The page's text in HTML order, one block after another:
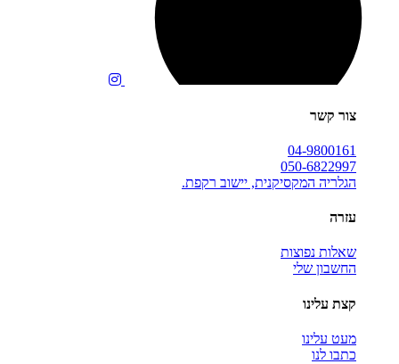
צור קשר
04-9800161
050-6822997
הגלריה המקסיקנית, יישוב רקפת.
עזרה
שאלות נפוצות
החשבון שלי
קצת עלינו
מעט עלינו
כתבו לנו